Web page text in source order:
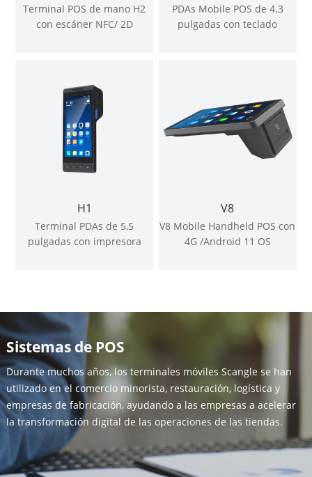
Terminal POS de mano H2
con escáner NFC/ 2D
PDAs Mobile POS de 4.3
pulgadas con teclado
H1
Terminal PDAs de 5,5
pulgadas con impresora
V8
V8 Mobile Handheld POS con
4G /Android 11 OS
Sistemas de POS
Durante muchos años, los terminales móviles Scangle se han
utilizado en el comercio minorista, restauración, logística y
empresas de fabricación, ayudando a las empresas a acelerar
la transformación digital de las operaciones de las tiendas.